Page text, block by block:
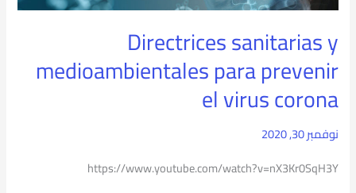
Directrices sanitarias y
medioambientales para prevenir
el virus corona
نوفمبر 30, 2020
https://www.youtube.com/watch?v=nX3Kr0SqH3Y
para
prevenir
el
virus
corona